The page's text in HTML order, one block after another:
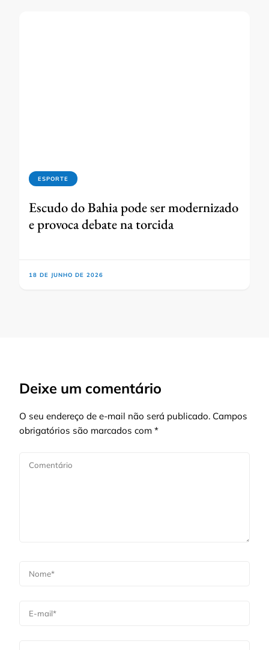
ESPORTE
Escudo do Bahia pode ser modernizado
e provoca debate na torcida
18 DE JUNHO DE 2026
Deixe um comentário
O seu endereço de e-mail não será publicado. Campos
obrigatórios são marcados com *